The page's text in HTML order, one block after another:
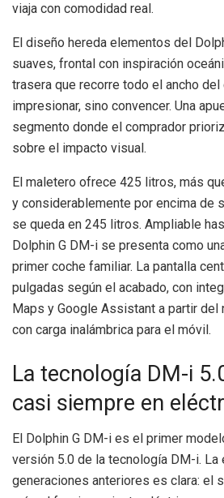
viaja con comodidad real.
El diseño hereda elementos del
suaves, frontal con inspiración
trasera que recorre todo el ancho del
impresionar, sino convencer. Una
segmento donde el comprador
sobre el impacto visual.
El maletero ofrece 425 litros, más
y considerablemente por encima de
se queda en 245 litros. Ampliable
Dolphin G DM-i se presenta como
primer coche familiar. La pantalla
pulgadas según el acabado, con
Maps y Google Assistant a partir del
con carga inalámbrica para el móvil.
La tecnología DM-i
casi siempre en
El Dolphin G DM-i es el primer
versión 5.0 de la tecnología DM-i.
generaciones anteriores es clara: el